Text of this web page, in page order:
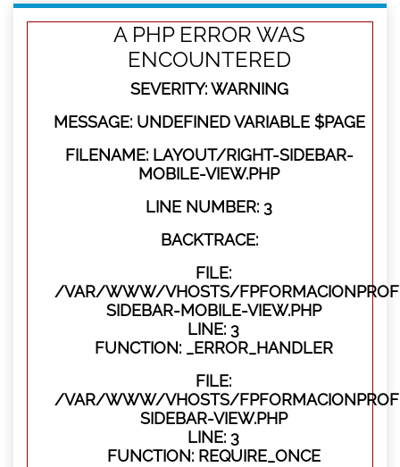
A PHP ERROR WAS
ENCOUNTERED
SEVERITY: WARNING
MESSAGE: UNDEFINED VARIABLE $PAGE
FILENAME: LAYOUT/RIGHT-SIDEBAR-
MOBILE-VIEW.PHP
LINE NUMBER: 3
BACKTRACE:
FILE:
/VAR/WWW/VHOSTS/
SIDEBAR-MOBILE-VIEW.PHP
LINE: 3
FUNCTION: _ERROR_HANDLER
FILE:
/VAR/WWW/VHOSTS/
SIDEBAR-VIEW.PHP
LINE: 3
FUNCTION: REQUIRE_ONCE